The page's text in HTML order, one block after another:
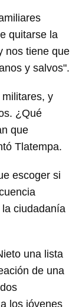
quitarse la
nos tiene que
y salvos".
y
¿Qué
que
Tlatempa.
escoger si
ciudadanía
una lista
de una
los jóvenes